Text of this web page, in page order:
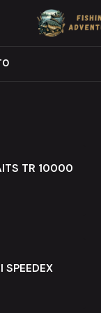
TR 10000
SPEEDEX